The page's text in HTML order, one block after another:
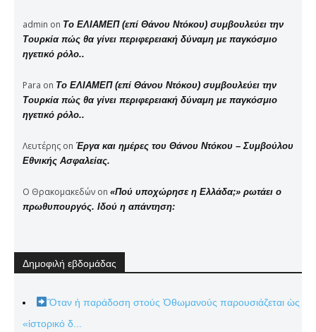
admin on Το ΕΛΙΑΜΕΠ (επί Θάνου Ντόκου) συμβουλεύει την
Τουρκία πώς θα γίνει περιφερειακή δύναμη με παγκόσμιο
ηγετικό ρόλο..
Para on Το ΕΛΙΑΜΕΠ (επί Θάνου Ντόκου) συμβουλεύει την
Τουρκία πώς θα γίνει περιφερειακή δύναμη με παγκόσμιο
ηγετικό ρόλο..
Λευτέρης on Έργα και ημέρες του Θάνου Ντόκου – Συμβούλου
Εθνικής Ασφαλείας.
Ο Θρακομακεδών on «Πού υποχώρησε η Ελλάδα;» ρωτάει ο
πρωθυπουργός. Ιδού η απάντηση:
Δημοφιλή εβδομάδας
Ὅταν ἡ παράδοση στούς Ὀθωμανούς παρουσιάζεται ὡς
«ἱστορικό δ...